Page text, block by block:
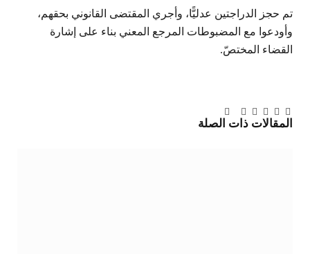
تم حجز الدراجتين عدليًّا، وأجري المقتضى القانوني بحقهم،
وأودعوا مع المضبوطات المرجع المعني بناء على إشارة
القضاء المختصّ.
فيسبوك
تويتربينتيريست
لينكدإن
Tumblr
تيلقرام
البريد
الإلكتروني
المقالات ذات الصلة